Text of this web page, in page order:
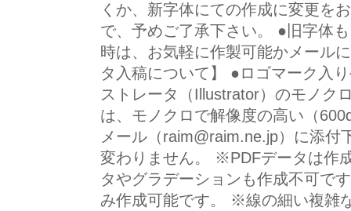
くか、新字体にての作成に変更を
で、予めご了承下さい。 ●旧字体
時は、お気軽に作製可能かメール
タ入稿について】 ●ロゴマーク入
ストレータ（Illustrator）のモノク
は、モノクロで解像度の高い（
メール（raim@raim.ne.jp）に添
変わりません。 ※PDFデータは作
タやグラデーションも作成不可で
み作成可能です。 ※線の細い複雑